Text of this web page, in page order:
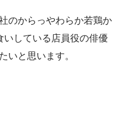
のからっやわらか若鶏か
いしている店員役の俳優
いと思います。